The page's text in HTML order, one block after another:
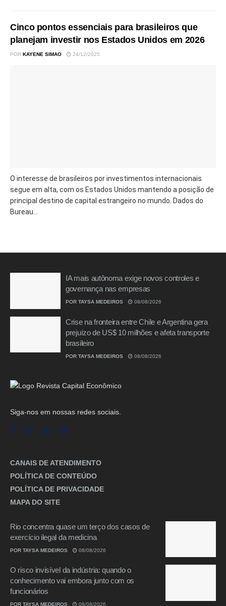
Cinco pontos essenciais para brasileiros que
planejam investir nos Estados Unidos em 2026
POR KAYENE SIMAO 24/12/2025
O interesse de brasileiros por investimentos internacionais
segue em alta, com os Estados Unidos mantendo a posição de
principal destino de capital estrangeiro no mundo. Dados do
Bureau...
IA mais autônoma exige novos controles e
governança nas empresas
POR TAYSA MEDEIROS 08/08/2026
Crise na fronteira entre Chile e Argentina gera
prejuízo de US$ 10 milhões e afeta transporte
brasileiro
POR TAYSA MEDEIROS 08/08/2026
Siga-nos em nossas redes sociais.
CANAIS DE ATENDIMENTO
POLÍTICA DE CONTEÚDO
POLÍTICA DE PRIVACIDADE
MAPA DO SITE
Rio concentra quase um terço dos casos de
exercício ilegal da medicina
POR TAYSA MEDEIROS 08/08/2026
O risco invisível da indústria: quando o
conhecimento vai embora junto com os
funcionários
POR TAYSA MEDEIROS 08/08/2026